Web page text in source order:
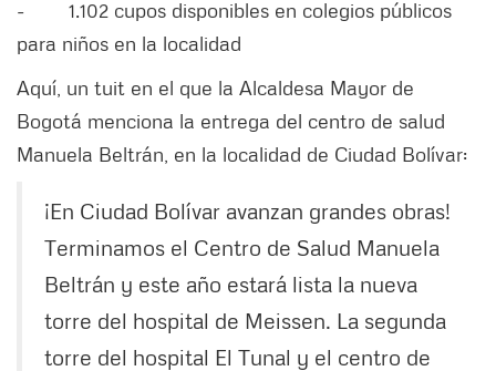
- 1.102 cupos disponibles en colegios públicos
para niños en la localidad
Aquí, un tuit en el que la Alcaldesa Mayor de
Bogotá menciona la entrega del centro de salud
Manuela Beltrán, en la localidad de Ciudad Bolívar:
¡En Ciudad Bolívar avanzan grandes obras!
Terminamos el Centro de Salud Manuela
Beltrán y este año estará lista la nueva
torre del hospital de Meissen. La segunda
torre del hospital El Tunal y el centro de